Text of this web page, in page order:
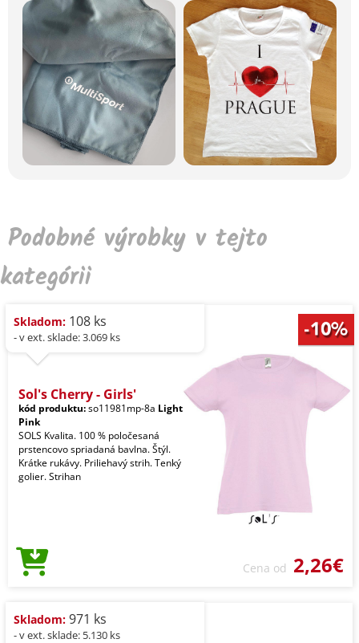
Podobné výrobky v tejto
kategórii
Skladom: 108 ks
- v ext. sklade: 3.069 ks
Sol's Cherry - Girls'
kód produktu:so11981mp-8a Light
Pink
SOLS Kvalita. 100 % poločesaná
prstencovo spriadaná bavlna. Štýl.
Krátke rukávy. Priliehavý strih. Tenký
golier. Strihan
Cena od 2,26€
Skladom: 971 ks
- v ext. sklade: 5.130 ks